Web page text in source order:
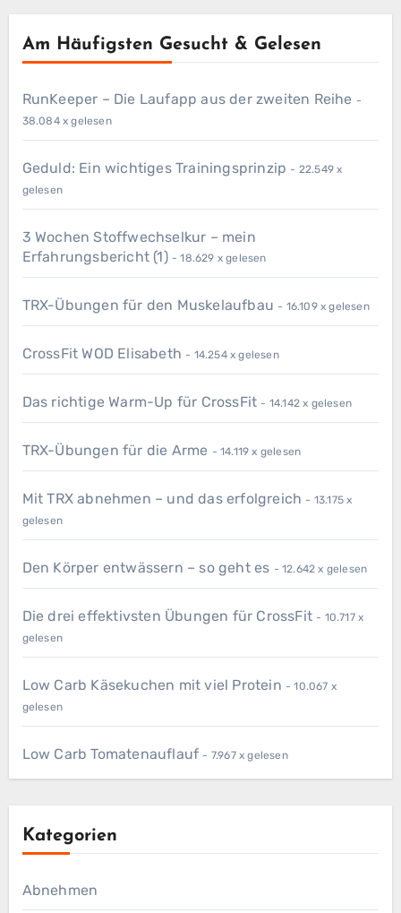
Am Häufigsten Gesucht & Gelesen
RunKeeper – Die Laufapp aus der zweiten Reihe -
38.084 x gelesen
Geduld: Ein wichtiges Trainingsprinzip - 22.549 x
gelesen
3 Wochen Stoffwechselkur – mein
Erfahrungsbericht (1) - 18.629 x gelesen
TRX-Übungen für den Muskelaufbau - 16.109 x gelesen
CrossFit WOD Elisabeth - 14.254 x gelesen
Das richtige Warm-Up für CrossFit - 14.142 x gelesen
TRX-Übungen für die Arme - 14.119 x gelesen
Mit TRX abnehmen – und das erfolgreich - 13.175 x
gelesen
Den Körper entwässern – so geht es - 12.642 x gelesen
Die drei effektivsten Übungen für CrossFit - 10.717 x
gelesen
Low Carb Käsekuchen mit viel Protein - 10.067 x
gelesen
Low Carb Tomatenauflauf - 7.967 x gelesen
Kategorien
Abnehmen